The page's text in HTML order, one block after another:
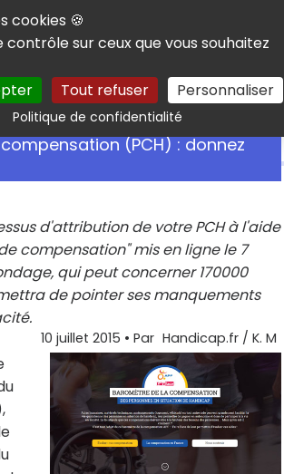
des cookies
cookies 🍪
contrôle sur ceux que vous souhaitez
Tout refuser Personnaliser
Politique de confidentialitéRechercher
(PCH) : donnez
d'attribution de votre PCH à l'aide
compensation" mis en ligne le 7
qui peut concerner 170000
de pointer ses manquements
10 juillet 2015 • Par Handicap.fr / K. M